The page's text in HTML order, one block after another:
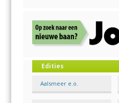
Edities
Aalsmeer e.o.